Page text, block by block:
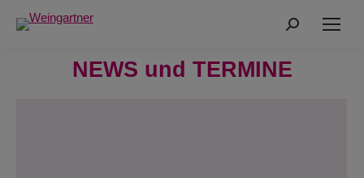
Search:
NEWS und TERMINE